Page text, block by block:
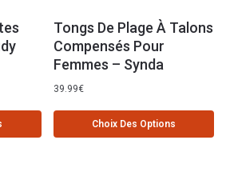
Tongs De Plage À Talons
Compensés Pour
Femmes – Synda
39.99€
Choix Des Options